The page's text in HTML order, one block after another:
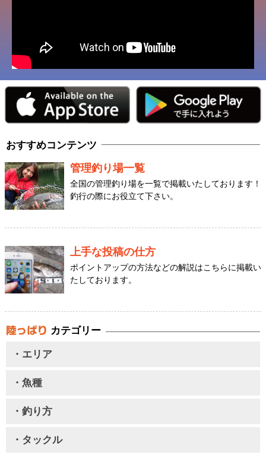
おすすめコンテンツ
管理釣り場一覧
全国の管理釣り場を一覧で掲載いたしております！
釣行の際にお役立て下さい。
上手な投稿の仕方
ポイントアップの方法などの解説はこちらに掲載い
たしております。
カテゴリー
・エリア
・魚種
・釣り方
・タックル